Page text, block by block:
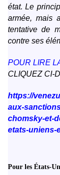
état. Le
armée, mais
tentative de
contre ses
POUR LIRE
CLIQUEZ CI-
https://
aux-
chomsky-et-
etats-uniens-
Pour les États-